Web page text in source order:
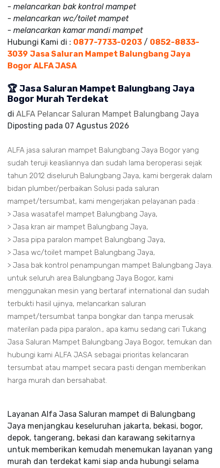
- melancarkan bak kontrol mampet
- melancarkan wc/toilet mampet
- melancarkan kamar mandi mampet
Hubungi Kami di : 0877-7733-0203 / 0852-8833-
3039 Jasa Saluran Mampet Balungbang Jaya
Bogor ALFA JASA
🏆 Jasa Saluran Mampet Balungbang Jaya
Bogor Murah Terdekat
di ALFA Pelancar Saluran Mampet Balungbang Jaya
Diposting pada 07 Agustus 2026
ALFA jasa saluran mampet Balungbang Jaya Bogor yang
sudah teruji keasliannya dan sudah lama beroperasi sejak
tahun 2012 diseluruh Balungbang Jaya, kami bergerak dalam
bidan plumber/perbaikan Solusi pada saluran
mampet/tersumbat, kami mengerjakan pelayanan pada :
> Jasa wasatafel mampet Balungbang Jaya,
> Jasa kran air mampet Balungbang Jaya,
> Jasa pipa paralon mampet Balungbang Jaya,
> Jasa wc/toilet mampet Balungbang Jaya,
> Jasa bak kontrol penampungan mampet Balungbang Jaya.
untuk seluruh area Balungbang Jaya Bogor, kami
menggunakan mesin yang bertaraf international dan sudah
terbukti hasil ujinya, melancarkan saluran
mampet/tersumbat tanpa bongkar dan tanpa merusak
materilan pada pipa paralon., apa kamu sedang cari Tukang
Jasa Saluran Mampet Balungbang Jaya Bogor, temukan dan
hubungi kami ALFA JASA sebagai prioritas kelancaran
tersumbat atau mampet secara pasti dengan memberikan
harga murah dan bersahabat.
Layanan Alfa Jasa Saluran mampet di Balungbang
Jaya menjangkau keseluruhan jakarta, bekasi, bogor,
depok, tangerang, bekasi dan karawang sekitarnya
untuk memberikan kemudah menemukan layanan yang
murah dan terdekat kami siap anda hubungi selama